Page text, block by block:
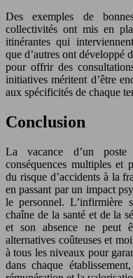
Des exemples de
collectivités ont mis en
itinérantes qui
que d’autres ont développé
pour offrir des
initiatives méritent d’être
aux spécificités de chaque
Conclusion
La vacance d’un poste
conséquences multiples et
du risque d’accidents à la
en passant par un impact
le personnel. L’infirmière
chaîne de la santé et de la
et son absence ne peut
alternatives coûteuses et
à tous les niveaux pour
dans chaque